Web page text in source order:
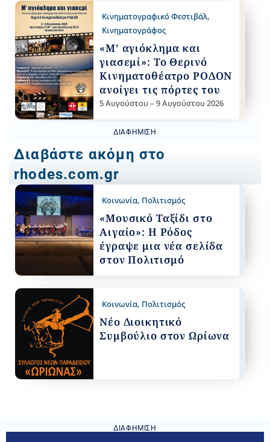
Κινηματογραφικό Φεστιβάλ,
Κινηματογράφος
«Μ’ αγιόκλημα και
γιασεμί»: Το Θερινό
Κινηματοθέατρο ΡΟΔΟΝ
ανοίγει τις πόρτες του
5 Αυγούστου – 9 Αυγούστου 2026
ΔΙΑΦΉΜΙΣΗ
Διαβάστε ακόμη στο
rhodes.com.gr
Κοινωνία, Πολιτισμός
«Μουσικό Ταξίδι στο
Αιγαίο»: Η Ρόδος
έγραψε μια νέα σελίδα
στον Πολιτισμό
Κοινωνία, Πολιτισμός
Νέο Διοικητικό
Συμβούλιο στον Ωρίωνα
ΔΙΑΦΉΜΙΣΗ